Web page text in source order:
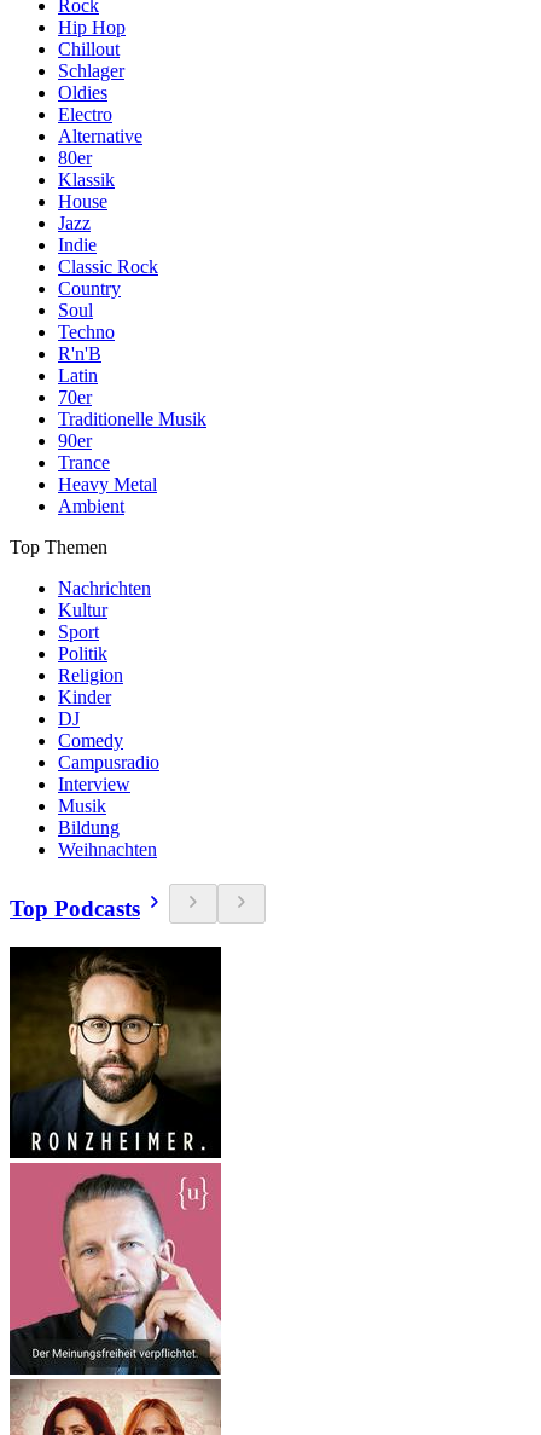
Rock
Hip Hop
Chillout
Schlager
Oldies
Electro
Alternative
80er
Klassik
House
Jazz
Indie
Classic Rock
Country
Soul
Techno
R'n'B
Latin
70er
Traditionelle Musik
90er
Trance
Heavy Metal
Ambient
Top Themen
Nachrichten
Kultur
Sport
Politik
Religion
Kinder
DJ
Comedy
Campusradio
Interview
Musik
Bildung
Weihnachten
Top Podcasts